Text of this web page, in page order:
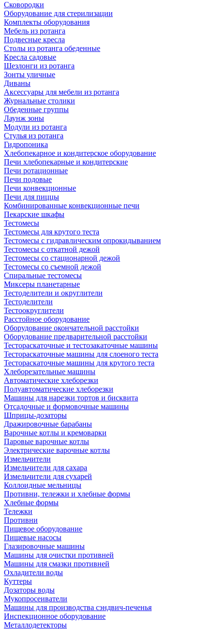
Сковородки
Оборудование для стерилизации
Комплекты оборудования
Мебель из ротанга
Подвесные кресла
Столы из ротанга обеденные
Кресла садовые
Шезлонги из ротанга
Зонты уличные
Диваны
Аксессуары для мебели из ротанга
Журнальные столики
Обеденные группы
Лаунж зоны
Модули из ротанга
Стулья из ротанга
Гидропоника
Хлебопекарное и кондитерское оборудование
Печи хлебопекарные и кондитерские
Печи ротационные
Печи подовые
Печи конвекционные
Печи для пиццы
Комбинированные конвекционные печи
Пекарские шкафы
Тестомесы
Тестомесы для крутого теста
Тестомесы с гидравлическим опрокидыванием
Тестомесы с откатной дежой
Тестомесы со стационарной дежой
Тестомесы со съемной дежой
Спиральные тестомесы
Миксеры планетарные
Тестоделители и округлители
Тестоделители
Тестоокруглители
Расстойное оборудование
Оборудование окончательной расстойки
Оборудование предварительной расстойки
Тестораскаточные и тестозакаточные машины
Тестораскаточные машины для слоеного теста
Тестораскаточные машины для крутого теста
Хлеборезательные машины
Автоматические хлеборезки
Полуавтоматические хлеборезки
Машины для нарезки тортов и бисквита
Отсадочные и формовочные машины
Шприцы-дозаторы
Дражировочные барабаны
Варочные котлы и кремоварки
Паровые варочные котлы
Электрические варочные котлы
Измельчители
Измельчители для сахара
Измельчители для сухарей
Коллоидные мельницы
Противни, тележки и хлебные формы
Хлебные формы
Тележки
Противни
Пищевое оборудование
Пищевые насосы
Глазировочные машины
Машины для очистки противней
Машины для смазки противней
Охладители воды
Куттеры
Дозаторы воды
Мукопросеиватели
Машины для производства сэндвич-печенья
Инспекционное оборудование
Металлодетекторы